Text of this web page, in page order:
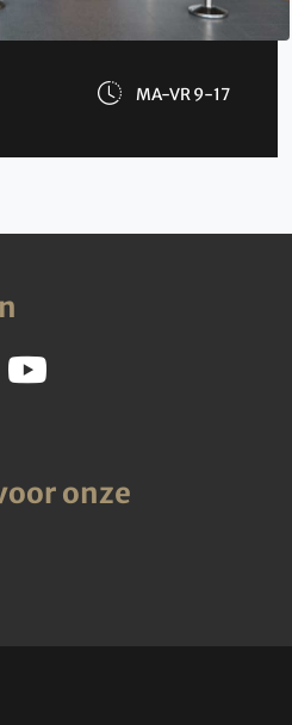
MA-VR 9-17
onze